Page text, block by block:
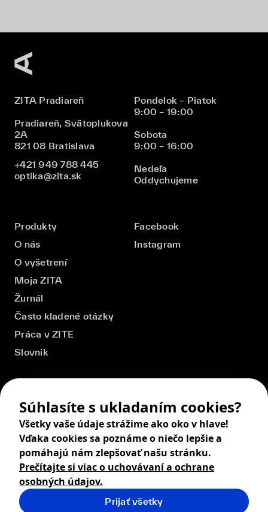
ZITA Pradiareň
Pradiareň, Svätoplukova
2A
821 08 Bratislava
+421 949 788 445
optika@zita.sk
Pondelok – Piatok
9:00 – 19:00
Sobota
9:00 – 16:00
Nedeľa
Oddychujeme
Produkty
O nás
O vyšetrení
Moja ZITA
Žurnál
Často kladené otázky
Práca v ZITE
Slovnik
Facebook
Instagram
© 2026 ZITA, design by khn office,
Súhlasíte s ukladaním cookies?
Všetky vaše údaje strážime ako oko v hlave!
Vďaka cookies sa poznáme o niečo lepšie a
pomáhajú nám zlepšovať našu stránku.
Prečítajte si viac o uchovávaní a ochrane
osobných údajov.
Prijať všetky